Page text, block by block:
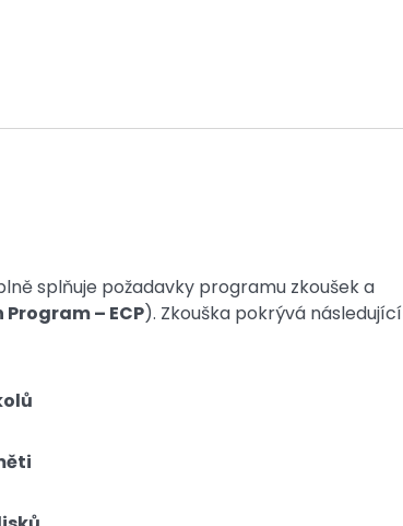
splňuje požadavky programu zkoušek a
– ECP). Zkouška pokrývá následující